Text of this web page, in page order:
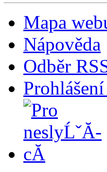
Mapa
Nápověda
Odběr